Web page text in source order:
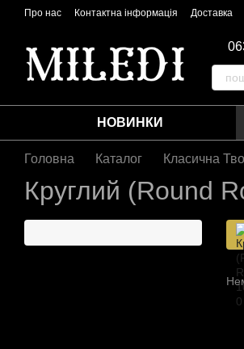
Перейти до основного контенту
Про нас Контактна інформація Доставка
НОВИНКИ
Головна Каталог Класична
Круглий (Round